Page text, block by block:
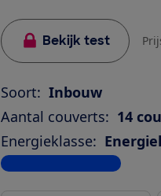
Bekijk test
Soort: Inbouw
Aantal couverts: 14
Energieklasse:
Bekijk alle specificaties